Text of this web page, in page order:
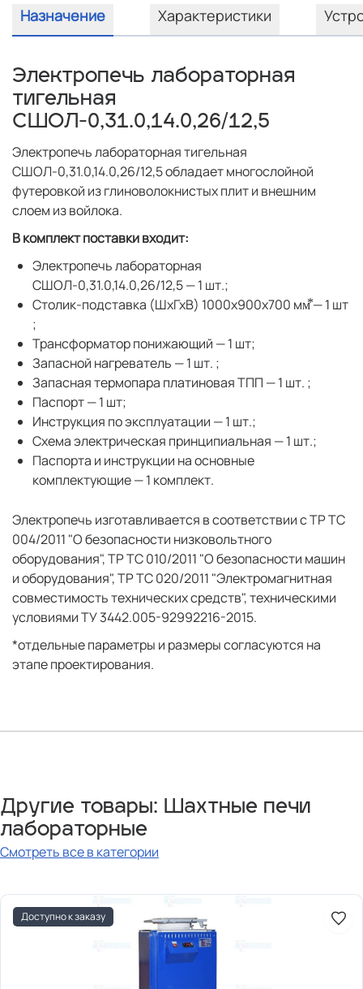
Назначение Характеристики
Электропечь лабораторная
тигельная
СШОЛ-0,31.0,14.0,26/12,5
Электропечь лабораторная тигельная
СШОЛ-0,31.0,14.0,26/12,5 обладает многослойной
футеровкой из глиноволокнистых плит и внешним
слоем из войлока.
В комплект поставки входит:
Электропечь лабораторная
СШОЛ-0,31.0,14.0,26/12,5 — 1 шт.;
Столик-подставка (ШхГхВ) 1000х900х700 мм⃰ — 1 шт
;
Трансформатор понижающий — 1 шт;
Запасной нагреватель — 1 шт. ;
Запасная термопара платиновая ТПП — 1 шт. ;
Паспорт — 1 шт;
Инструкция по эксплуатации — 1 шт.;
Схема электрическая принципиальная — 1 шт.;
Паспорта и инструкции на основные
комплектующие — 1 комплект.
Электропечь изготавливается в соответствии с ТР ТС
004/2011 "О безопасности низковольтного
оборудования", ТР ТС 010/2011 "О безопасности машин
и оборудования", ТР ТС 020/2011 "Электромагнитная
совместимость технических средств", техническими
условиями ТУ 3442.005-92992216-2015.
*отдельные параметры и размеры согласуются на
этапе проектирования.
Другие товары: Шахтные печи
лабораторные
Смотреть все в категории
Доступно к заказу